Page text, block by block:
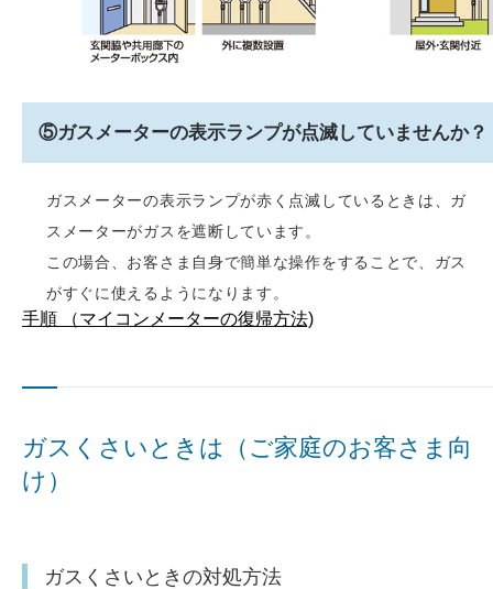
⑤ガスメーターの表示ランプが点滅していませんか？
ガスメーターの表示ランプが赤く点滅しているときは、ガ
スメーターがガスを遮断しています。
この場合、お客さま自身で簡単な操作をすることで、ガス
がすぐに使えるようになります。
手順 （マイコンメーターの復帰方法)
ガスくさいときは（ご家庭のお客さま向
け）
ガスくさいときの対処方法